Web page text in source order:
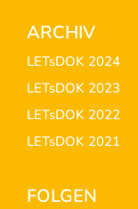
ARCHIV
LETsDOK 2024
LETsDOK 2023
LETsDOK 2022
LETsDOK 2021
FOLGEN